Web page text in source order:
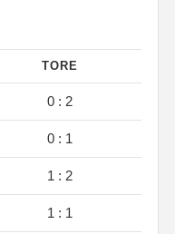
TORE
0 : 2
0 : 1
1 : 2
1 : 1